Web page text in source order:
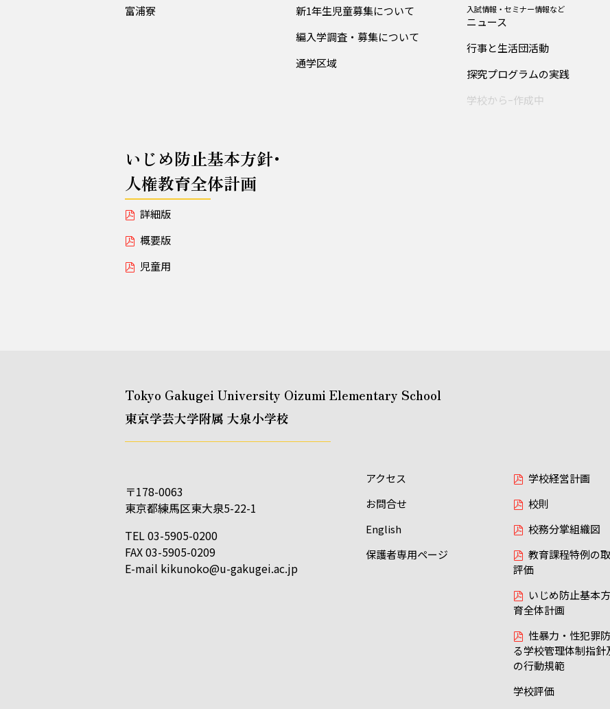
富浦寮
新1年生児童募集について
編入学調査・募集について
通学区域
入試情報・セミナー情報など
ニュース
行事と生活団活動
探究プログラムの実践
学校からｰ作成中
いじめ防止基本方針･
人権教育全体計画
詳細版
概要版
児童用
Tokyo Gakugei University Oizumi Elementary School
東京学芸大学附属 大泉小学校
〒178-0063
東京都練馬区東大泉5-22-1
TEL 03-5905-0200
FAX 03-5905-0209
E-mail kikunoko@u-gakugei.ac.jp
アクセス
お問合せ
English
保護者専用ページ
学校経営計画
校則
校務分掌組織図
教育課程特例の
評価
いじめ防止基本
育全体計画
性暴力・性犯罪
る学校管理体制指針
の行動規範
学校評価